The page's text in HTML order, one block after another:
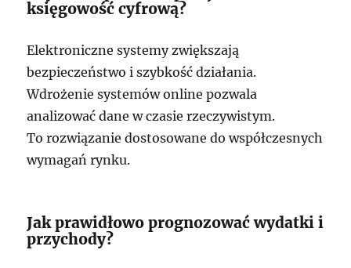
księgowość cyfrową?
Elektroniczne systemy zwiększają
bezpieczeństwo i szybkość działania.
Wdrożenie systemów online pozwala
analizować dane w czasie rzeczywistym.
To rozwiązanie dostosowane do współczesnych
wymagań rynku.
Jak prawidłowo prognozować wydatki i
przychody?